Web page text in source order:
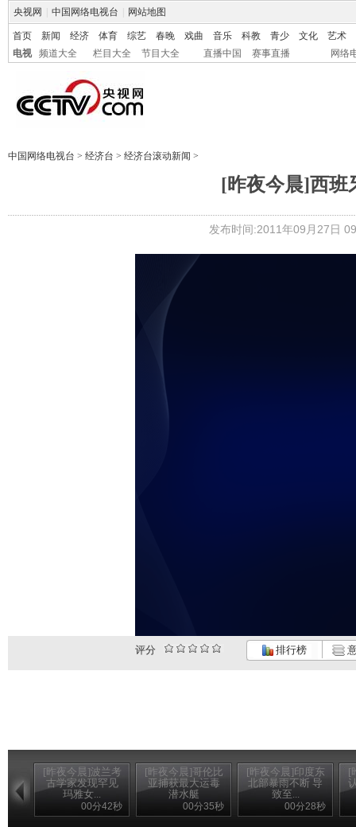
央视网 中国网络电视台 网站地图
首页 新闻 经济 体育 综艺 春晚 戏曲 音乐 科教 青少 文化
艺术
电视
频道大全 栏目大全 节目大全 直播中国 赛事直播 网络
中国网络电视台 > 经济台 > 经济台滚动新闻 >
[昨夜今晨]西班
发布时间:2011年09月27日
评分 排行榜
[昨夜今晨]波兰考
古学家发现罕见
玛雅女...
00分42秒
[昨夜今晨]哥伦比
亚捕获最大运毒
潜水艇
00分35秒
[昨夜今晨]印度东
北部暴雨不断 导
致至...
00分28秒
[